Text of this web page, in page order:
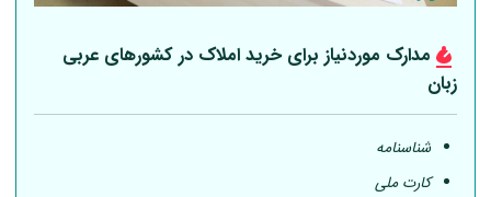
مدارک موردنیاز برای خرید املاک در کشورهای عربی
زبان
شناسنامه
کارت ملی